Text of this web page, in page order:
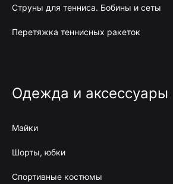
Струны для тенниса. Бобины и сеты
Перетяжка теннисных ракеток
Одежда и аксессуары
Майки
Шорты, юбки
Спортивные костюмы